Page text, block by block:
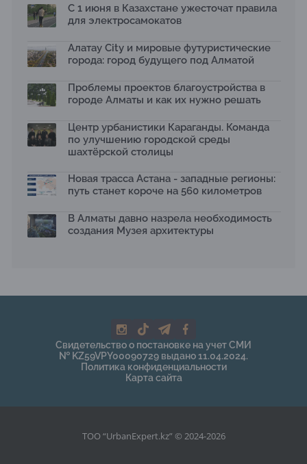
С 1 июня в Казахстане ужесточат правила
для электросамокатов
Алатау City и мировые футуристические
города: город будущего под Алматой
Проблемы проектов благоустройства в
городе Алматы и как их нужно решать
Центр урбанистики Караганды. Команда
по улучшению городской среды
шахтёрской столицы
Новая трасса Астана - западные регионы:
путь станет короче на 560 километров
В Алматы давно назрела необходимость
создания Музея архитектуры
Свидетельство о постановке на учет СМИ
№ KZ59VPY00090729 выдано 11.04.2024.
Политика конфиденциальности
Карта сайта
ТОО “UrbanExpert.kz” © 2024-2026